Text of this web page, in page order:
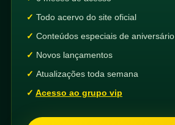
Todo acervo do site oficial
Conteúdos especiais de aniversário
Novos lançamentos
Atualizações toda semana
Acesso ao grupo vip